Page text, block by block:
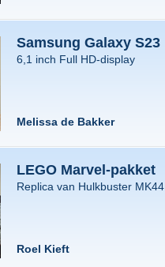
Samsung Galaxy S23
6,1 inch Full HD-display
Melissa de Bakker
LEGO Marvel-pakket
Replica van Hulkbuster MK44
Roel Kieft